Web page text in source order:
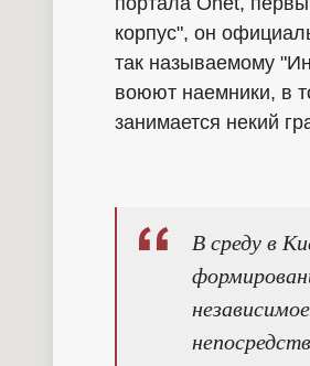
корпус", он
так называемому
воюют наемники, в
занимается некий
В среду в